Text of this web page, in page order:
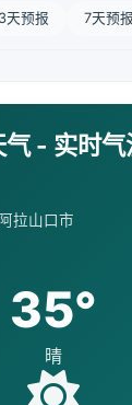
3天预报 7天预报
气 - 实时
拉山口市
35°
晴